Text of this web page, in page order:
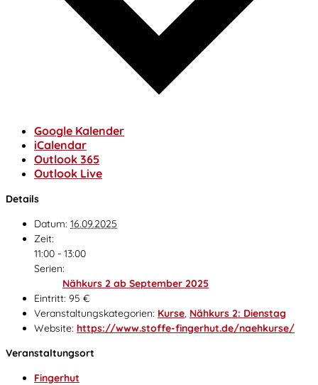
Google Kalender
iCalendar
Outlook 365
Outlook Live
Details
Datum: 16.09.2025
Zeit:
11:00 - 13:00
Serien:
Nähkurs 2 ab September 2025
Eintritt: 95 €
Veranstaltungskategorien: Kurse, Nähkurs 2: Dienstag
Website: https://www.stoffe-fingerhut.de/naehkurse/
Veranstaltungsort
Fingerhut